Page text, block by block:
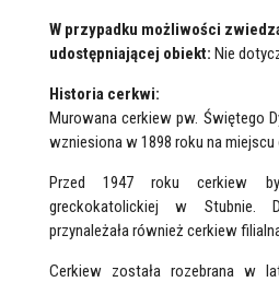
W przypadku możliwości
udostępniającej obiekt: Nie
Historia cerkwi:
Murowana cerkiew pw. Świętego
wzniesiona w 1898 roku na miejscu
Przed 1947 roku cerkiew
greckokatolickiej w
przynależała również cerkiew
Cerkiew została rozebrana w